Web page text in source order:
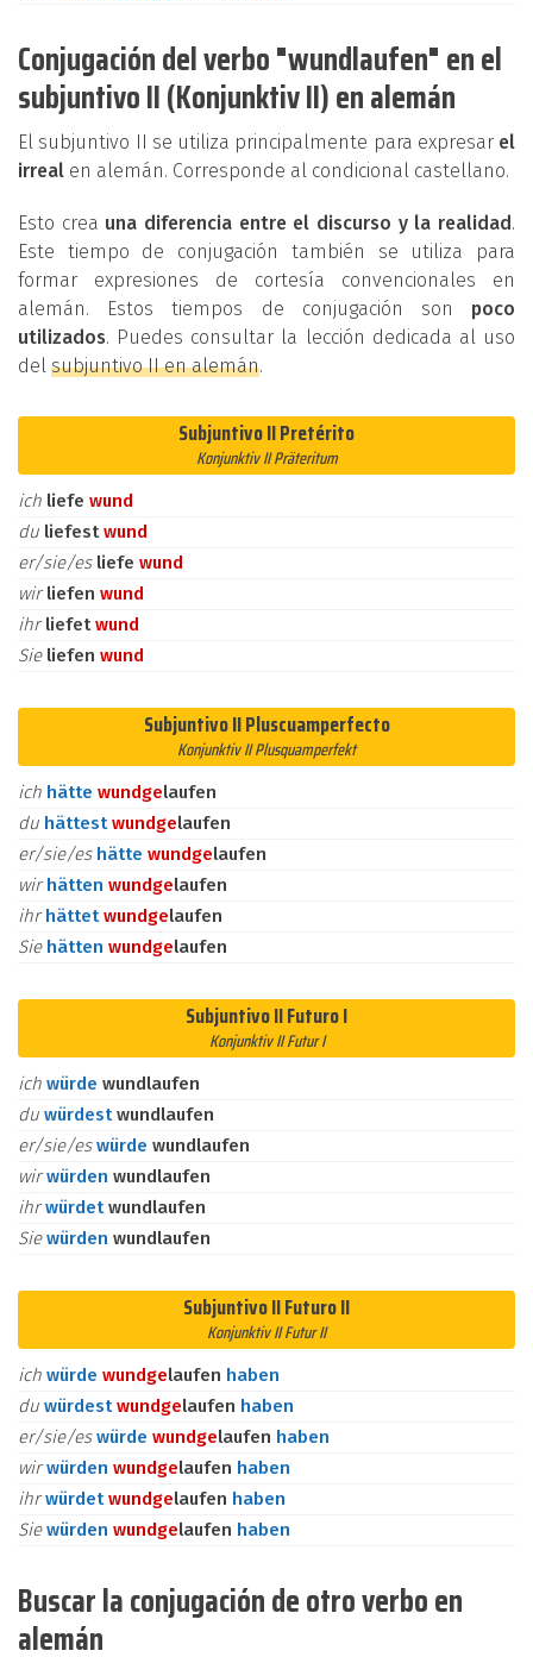
Conjugación del verbo "wundlaufen" en el
subjuntivo II (Konjunktiv II) en alemán
El subjuntivo II se utiliza principalmente para expresar el
irreal en alemán. Corresponde al condicional castellano.
Esto crea una diferencia entre el discurso y la realidad.
Este tiempo de conjugación también se utiliza para
formar expresiones de cortesía convencionales en
alemán. Estos tiempos de conjugación son poco
utilizados. Puedes consultar la lección dedicada al uso
del subjuntivo II en alemán.
Subjuntivo II Pretérito
Konjunktiv II Präteritum
ich liefe wund
du liefestwund
er/sie/es liefe wund
wirliefen wund
ihrliefetwund
Sie liefen wund
Subjuntivo II Pluscuamperfecto
Konjunktiv II Plusquamperfekt
ich hätte wundgelaufen
du hättestwundgelaufen
er/sie/es hätte wundgelaufen
wirhätten wundgelaufen
ihrhättetwundgelaufen
Sie hätten wundgelaufen
Subjuntivo II Futuro I
Konjunktiv II Futur I
ich würde wundlaufen
du würdestwundlaufen
er/sie/eswürde wundlaufen
wirwürden wundlaufen
ihrwürdetwundlaufen
Siewürden wundlaufen
Subjuntivo II Futuro II
Konjunktiv II Futur II
ich würde wundgelaufen haben
du würdestwundgelaufen haben
er/sie/eswürde wundgelaufen haben
wirwürden wundgelaufen haben
ihrwürdetwundgelaufen haben
Siewürden wundgelaufen haben
Buscar la conjugación de otro verbo en
alemán